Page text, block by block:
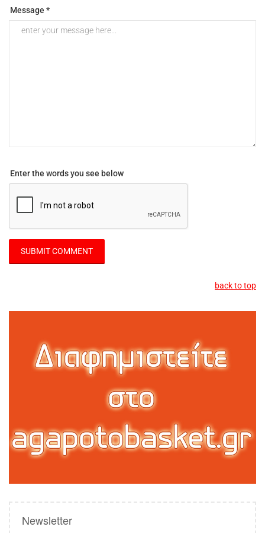
Message *
Enter the words you see below
back to top
Newsletter